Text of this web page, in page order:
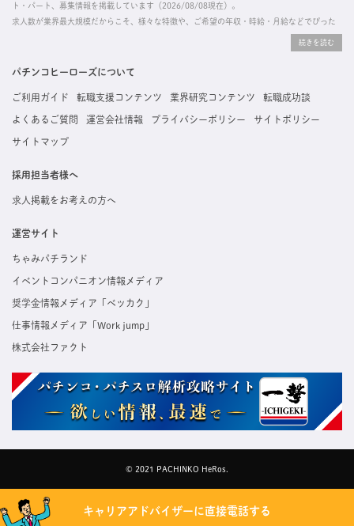
ト・パート、募集情報を掲載しています（2026/08/08現在）。
求人数が業界最大規模だからこそ、様々な特徴や、ご希望の年収・時給・月給などでぴった
掲載している求人は、すべて契約法人様から寄せられた正規の求人情報です。応募いただい
た内容はすぐに直接事業所に届くためスムーズに転職・復職できます。
パチンコヒーローズについて
ご利用ガイド 転職支援コンテンツ 業界研究コンテンツ 転職成功談
よくあるご質問 運営会社情報 プライバシーポリシー サイトポリシー
サイトマップ
採用担当者様へ
求人掲載をお考えの方へ
運営サイト
ちゃみパチランド
イベントコンパニオン情報メディア
奨学金情報メディア「ベッカク」
仕事情報メディア「Work jump」
株式会社ファクト
© 2021 PACHINKO HeRos.
キャリアアドバイザーに直接電話する